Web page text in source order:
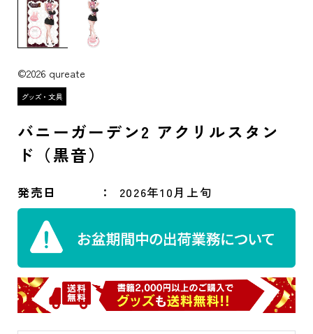
©2026 qureate
バニーガーデン2 アクリルスタン
ド（黒音）
発売日 2026年10月上旬